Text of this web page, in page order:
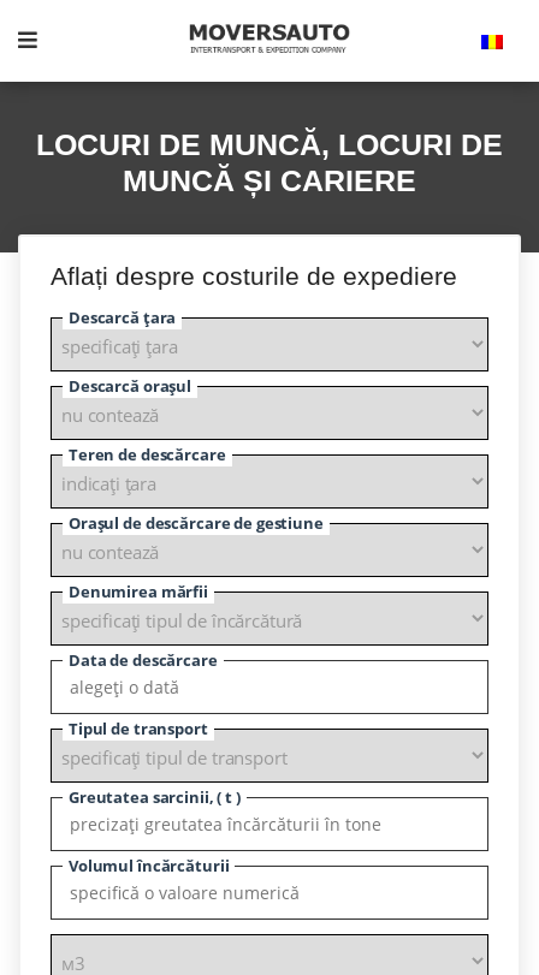
LOCURI DE MUNCĂ, LOCURI DE
MUNCĂ ȘI CARIERE
Aflați despre costurile de expediere
Descarcă țara
Descarcă orașul
Teren de descărcare
Orașul de descărcare de gestiune
Denumirea mărfii
Data de descărcare
Tipul de transport
Greutatea sarcinii, ( t )
Volumul încărcăturii